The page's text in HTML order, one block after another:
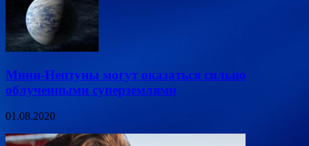
Мини-Нептуны могут оказаться сильно
облученными суперземлями
01.08.2020